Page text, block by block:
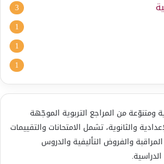
3
1
1
1
ومتنوّعة من المراجع التربوية الموجّهة
والثانوية، تشمل الامتحانات والتقييمات
والفروض التأليفية والدروس